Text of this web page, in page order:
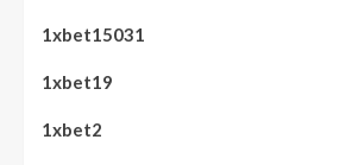
1xbet15031
1xbet19
1xbet2